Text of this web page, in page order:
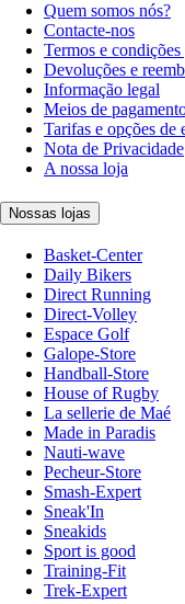
Quem somos nós?
Contacte-nos
Termos e
Devoluções e
Informação legal
Meios de
Tarifas e opções de
Nota de Privacidade
A nossa loja
Nossas lojas
Basket-Center
Daily Bikers
Direct Running
Direct-Volley
Espace Golf
Galope-Store
Handball-Store
House of Rugby
La sellerie de Maé
Made in Paradis
Nauti-wave
Pecheur-Store
Smash-Expert
Sneak'In
Sneakids
Sport is good
Training-Fit
Trek-Expert